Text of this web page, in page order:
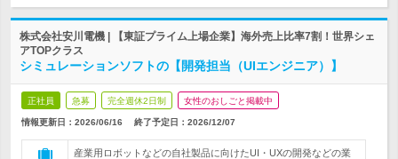
株式会社安川電機 | 【東証プライム上場企業】海外売上比率7割！世界シェ
アTOPクラス
シミュレーションソフトの【開発担当（UIエンジニア）】
正社員 急募 完全週休2日制 女性のおしごと掲載中
情報更新日：2026/06/16 終了予定日： 2026/12/07
産業用ロボットなどの自社製品に向けたUI・UXの開発などの業